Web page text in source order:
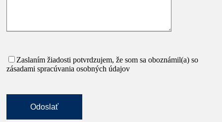
Zaslaním žiadosti potvrdzujem, že som sa oboznámil(a) so
zásadami spracúvania osobných údajov